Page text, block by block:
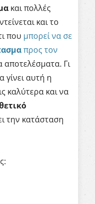
και πολλές
και το
που μπορεί να σε
προς τον
αποτελέσματα. Γι
γίνει αυτή η
καλύτερα και να
την κατάσταση